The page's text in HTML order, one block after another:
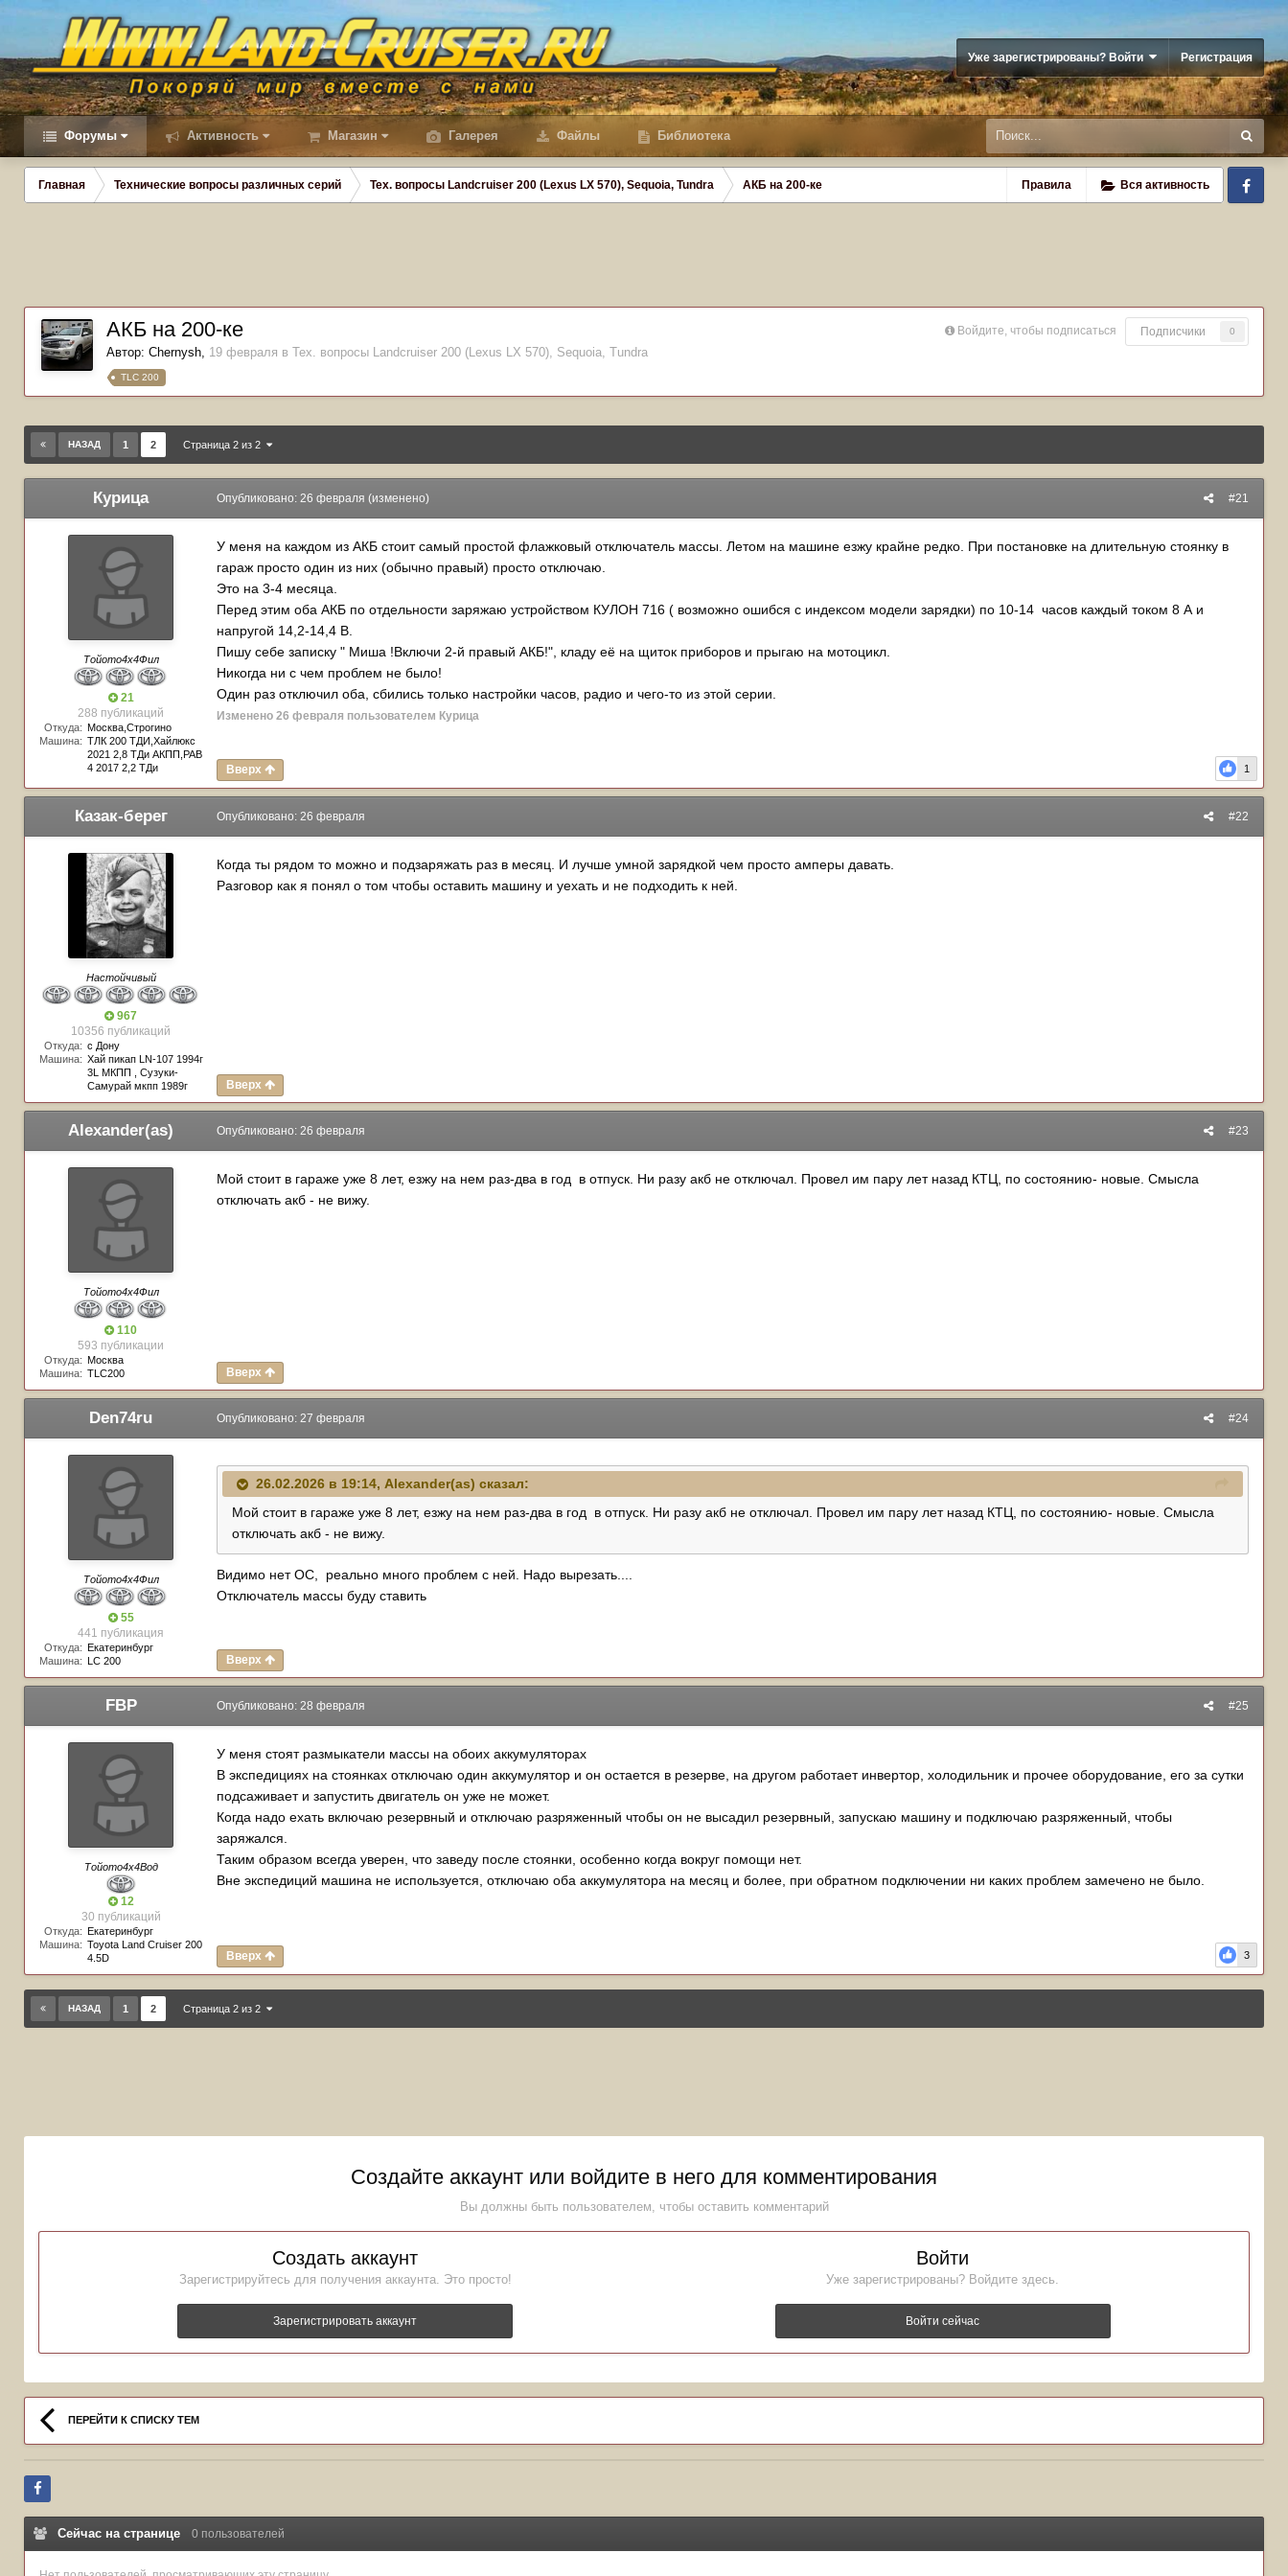
Уже зарегистрированы? Войти Регистрация
Форумы Активность Магазин Галерея Файлы Библиотека
Правила Вся активность
Главная Технические вопросы различных серий Тех. вопросы Landcruiser 200 (Lexus LX 570), Sequoia, Tundra АКБ на 200-ке
Войдите, чтобы подписаться Подписчики 0
АКБ на 200-ке
Автор: Chernysh, 19 февраля в Тех. вопросы Landcruiser 200 (Lexus LX 570), Sequoia, Tundra
TLC 200
НАЗАД 1 2 Страница 2 из 2
Курица
Тойото4х4Фил
21
288 публикаций
Откуда: Москва,Строгино
Машина: ТЛК 200 ТДИ,Хайлюкс
2021 2,8 ТДи АКПП,РАВ
4 2017 2,2 ТДи
#21
Опубликовано: 26 февраля (изменено)
У меня на каждом из АКБ стоит самый простой флажковый отключатель массы. Летом на машине езжу крайне редко. При постановке на длительную стоянку в
гараж просто один из них (обычно правый) просто отключаю.
Это на 3-4 месяца.
Перед этим оба АКБ по отдельности заряжаю устройством КУЛОН 716 ( возможно ошибся с индексом модели зарядки) по 10-14 часов каждый током 8 А и
напругой 14,2-14,4 В.
Пишу себе записку " Миша !Включи 2-й правый АКБ!", кладу её на щиток приборов и прыгаю на мотоцикл.
Никогда ни с чем проблем не было!
Один раз отключил оба, сбились только настройки часов, радио и чего-то из этой серии.
Изменено 26 февраля пользователем Курица
1
Вверх
Казак-берег
Настойчивый
967
10356 публикаций
Откуда: с Дону
Машина: Хай пикап LN-107 1994г
3L МКПП , Сузуки-
Самурай мкпп 1989г
#22
Опубликовано: 26 февраля
Когда ты рядом то можно и подзаряжать раз в месяц. И лучше умной зарядкой чем просто амперы давать.
Разговор как я понял о том чтобы оставить машину и уехать и не подходить к ней.
Вверх
Alexander(as)
Тойото4х4Фил
110
593 публикации
Откуда: Москва
Машина: TLC200
#23
Опубликовано: 26 февраля
Мой стоит в гараже уже 8 лет, езжу на нем раз-два в год в отпуск. Ни разу акб не отключал. Провел им пару лет назад КТЦ, по состоянию- новые. Смысла
отключать акб - не вижу.
Вверх
Den74ru
Тойото4х4Фил
55
441 публикация
Откуда: Екатеринбург
Машина: LC 200
#24
Опубликовано: 27 февраля
26.02.2026 в 19:14, Alexander(as) сказал:
Мой стоит в гараже уже 8 лет, езжу на нем раз-два в год в отпуск. Ни разу акб не отключал. Провел им пару лет назад КТЦ, по состоянию- новые. Смысла
отключать акб - не вижу.
Видимо нет ОС, реально много проблем с ней. Надо вырезать....
Отключатель массы буду ставить
Вверх
FBP
Тойото4х4Вод
12
30 публикаций
Откуда: Екатеринбург
Машина: Toyota Land Cruiser 200
4.5D
#25
Опубликовано: 28 февраля
У меня стоят размыкатели массы на обоих аккумуляторах
В экспедициях на стоянках отключаю один аккумулятор и он остается в резерве, на другом работает инвертор, холодильник и прочее оборудование, его за сутки
подсаживает и запустить двигатель он уже не может.
Когда надо ехать включаю резервный и отключаю разряженный чтобы он не высадил резервный, запускаю машину и подключаю разряженный, чтобы
заряжался.
Таким образом всегда уверен, что заведу после стоянки, особенно когда вокруг помощи нет.
Вне экспедиций машина не используется, отключаю оба аккумулятора на месяц и более, при обратном подключении ни каких проблем замечено не было.
3
Вверх
НАЗАД 1 2 Страница 2 из 2
Создайте аккаунт или войдите в него для комментирования
Вы должны быть пользователем, чтобы оставить комментарий
Создать аккаунт
Зарегистрируйтесь для получения аккаунта. Это просто!
Зарегистрировать аккаунт
Войти
Уже зарегистрированы? Войдите здесь.
Войти сейчас
ПЕРЕЙТИ К СПИСКУ ТЕМ
Сейчас на странице 0 пользователей